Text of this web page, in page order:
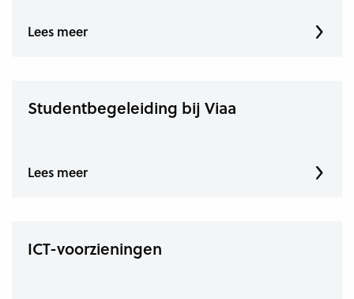
Lees meer
Studentbegeleiding bij Viaa
Lees meer
ICT-voorzieningen